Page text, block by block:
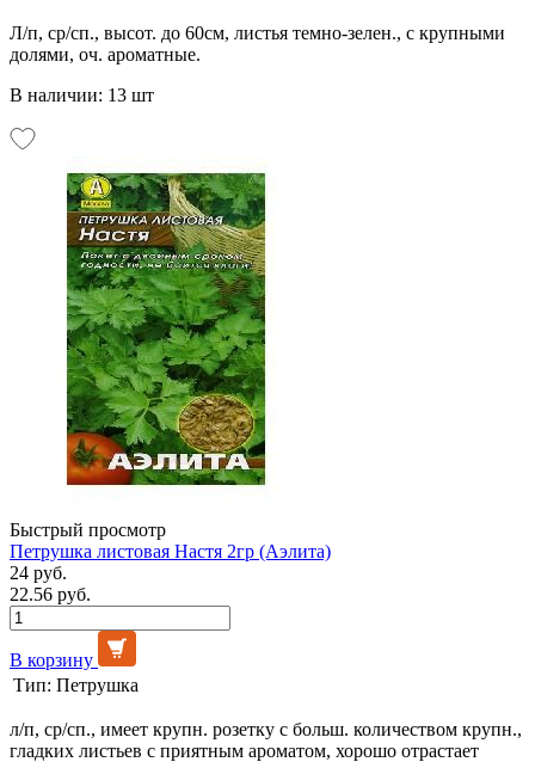
Л/п, ср/сп., высот. до 60см, листья темно-зелен., с крупными
долями, оч. ароматные.
В наличии: 13 шт
Быстрый просмотр
Петрушка листовая Настя 2гр (Аэлита)
24 руб.
22.56 руб.
В корзину
Тип: Петрушка
л/п, ср/сп., имеет крупн. розетку с больш. количеством крупн.,
гладких листьев с приятным ароматом, хорошо отрастает